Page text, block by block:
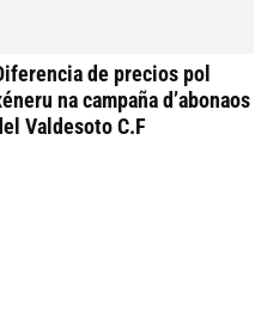
de precios pol
na campaña d’abonaos
Valdesoto C.F